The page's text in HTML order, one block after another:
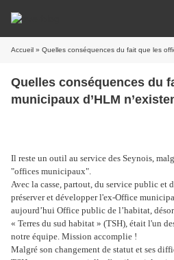
Accueil » Quelles conséquences du fait que les
Quelles conséquences du
municipaux d’HLM
Il reste un outil au service des Seynois,
"offices municipaux".
Avec la casse, partout, du service public et
préserver et développer l'ex-Office
aujourd’hui Office public de l’habitat,
« Terres du sud habitat » (TSH), était l'un
notre équipe. Mission accomplie !
Malgré son changement de statut et ses